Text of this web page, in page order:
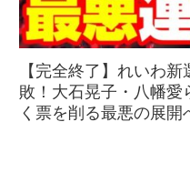
【完全終了】れいわ
敗！大石晃子・八幡愛
く票を削る最悪の展開